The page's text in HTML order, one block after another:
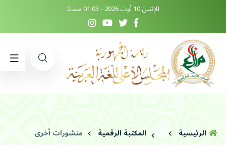
الإثنين 10 أوت 2026 - 01:03 مساءً
الرئيسية المكتبة الرقمية منشورات أخرى